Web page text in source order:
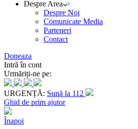
Despre Area
Despre Noi
Comunicate Media
Parteneri
Contact
Doneaza
Intră în cont
Urmăriți-ne pe:
URGENȚĂ: Sună la 112
Ghid de prim ajutor
Înapoi